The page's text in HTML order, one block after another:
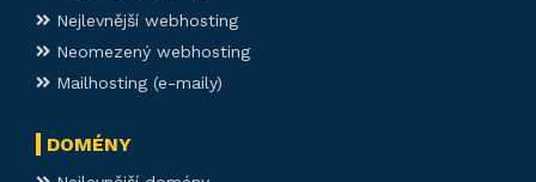
Nejlevnější webhosting
Neomezený webhosting
Mailhosting (e-maily)
DOMÉNY